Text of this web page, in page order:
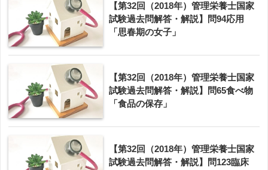
【第32回（2018年）管理栄養士国家
試験過去問解答・解説】問94応用
「思春期の女子」
【第32回（2018年）管理栄養士国家
試験過去問解答・解説】問65食べ物
「食品の保存」
【第32回（2018年）管理栄養士国家
試験過去問解答・解説】問123臨床